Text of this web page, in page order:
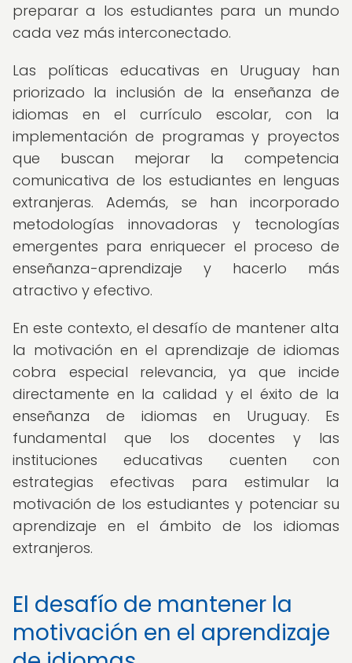
preparar a los estudiantes para un mundo
cada vez más interconectado.
Las políticas educativas en Uruguay han
priorizado la inclusión de la enseñanza de
idiomas en el currículo escolar, con la
implementación de programas y proyectos
que buscan mejorar la competencia
comunicativa de los estudiantes en lenguas
extranjeras. Además, se han incorporado
metodologías innovadoras y tecnologías
emergentes para enriquecer el proceso de
enseñanza-aprendizaje y hacerlo más
atractivo y efectivo.
En este contexto, el desafío de mantener alta
la motivación en el aprendizaje de idiomas
cobra especial relevancia, ya que incide
directamente en la calidad y el éxito de la
enseñanza de idiomas en Uruguay. Es
fundamental que los docentes y las
instituciones educativas cuenten con
estrategias efectivas para estimular la
motivación de los estudiantes y potenciar su
aprendizaje en el ámbito de los idiomas
extranjeros.
El desafío de mantener la
motivación en el aprendizaje